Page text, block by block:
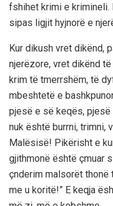
fshihet krimi e krimineli.
sipas ligjit hyjnorë e
Kur dikush vret dikënd,
njerëzore, vret dikënd
krim të tmerrshëm, të
mbeshtetë e
pjesë e së keqës,
nuk është burrni, trimni,
Malësisë! Pikërisht e
gjithmonë është çmuar
çnderim malsorët thonë
me u koritë!” E keqja